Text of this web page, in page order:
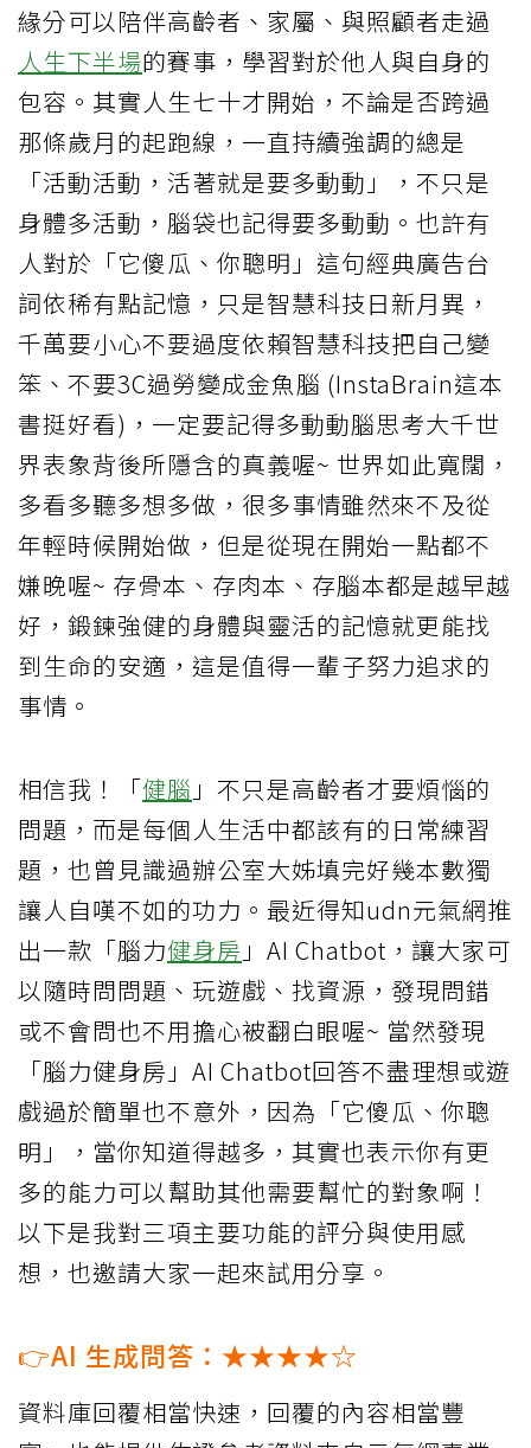
緣分可以陪伴高齡者、家屬、與照顧者走過
人生下半場的賽事，學習對於他人與自身的
包容。其實人生七十才開始，不論是否跨過
那條歲月的起跑線，一直持續強調的總是
「活動活動，活著就是要多動動」，不只是
身體多活動，腦袋也記得要多動動。也許有
人對於「它傻瓜、你聰明」這句經典廣告台
詞依稀有點記憶，只是智慧科技日新月異，
千萬要小心不要過度依賴智慧科技把自己變
笨、不要3C過勞變成金魚腦 (InstaBrain這本
書挺好看)，一定要記得多動動腦思考大千世
界表象背後所隱含的真義喔~ 世界如此寬闊，
多看多聽多想多做，很多事情雖然來不及從
年輕時候開始做，但是從現在開始一點都不
嫌晚喔~ 存骨本、存肉本、存腦本都是越早越
好，鍛鍊強健的身體與靈活的記憶就更能找
到生命的安適，這是值得一輩子努力追求的
事情。
相信我！「健腦 」不只是高齡者才要煩惱的
問題，而是每個人生活中都該有的日常練習
題，也曾見識過辦公室大姊填完好幾本數獨
讓人自嘆不如的功力。最近得知udn元氣網推
出一款「腦力健身房 」AI Chatbot，讓大家可
以隨時問問題、玩遊戲、找資源，發現問錯
或不會問也不用擔心被翻白眼喔~ 當然發現
「腦力健身房」AI Chatbot回答不盡理想或遊
戲過於簡單也不意外，因為「它傻瓜、你聰
明」，當你知道得越多，其實也表示你有更
多的能力可以幫助其他需要幫忙的對象啊！
以下是我對三項主要功能的評分與使用感
想，也邀請大家一起來試用分享。
👉AI 生成問答：★★★★☆
資料庫回覆相當快速，回覆的內容相當豐